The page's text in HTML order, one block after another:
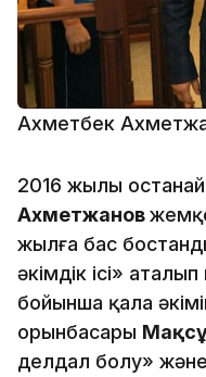
Ахметбек
2016 жылы
Ахметжанов
жылға бас
әкімдік ісі»
бойынша қала
орынбасары
делдал болу»